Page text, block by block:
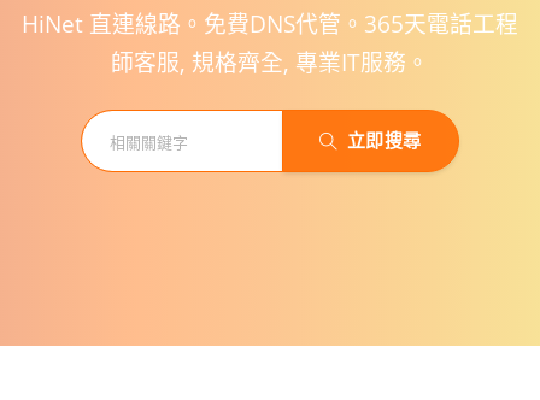
HiNet 直連線路。免費DNS代管。365天電話工程
師客服, 規格齊全, 專業IT服務。
立即搜尋